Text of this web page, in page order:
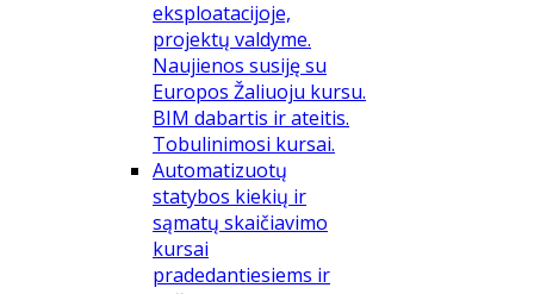
eksploatacijoje,
projektų valdyme.
Naujienos susiję su
Europos Žaliuoju kursu.
BIM dabartis ir ateitis.
Tobulinimosi kursai.
Automatizuotų
statybos kiekių ir
sąmatų skaičiavimo
kursai
pradedantiesiems ir